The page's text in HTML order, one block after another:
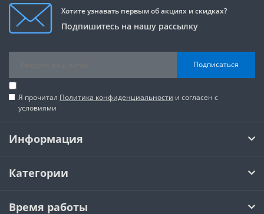
Хотите узнавать первым об акциях и скидках?
Подпишитесь на нашу рассылку
Подписаться
Я прочитал Политика конфиденциальности и согласен с
условиями
Информация
Категории
Время работы